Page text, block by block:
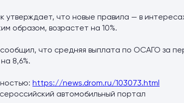
утверждает, что новые правила — в
образом, возрастет на 10%.
что средняя выплата по ОСАГО за
8,6%.
https://news.drom.ru/103073.html
автомобильный портал